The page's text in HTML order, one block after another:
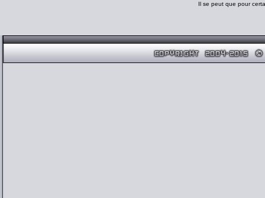
Il se peut que pour